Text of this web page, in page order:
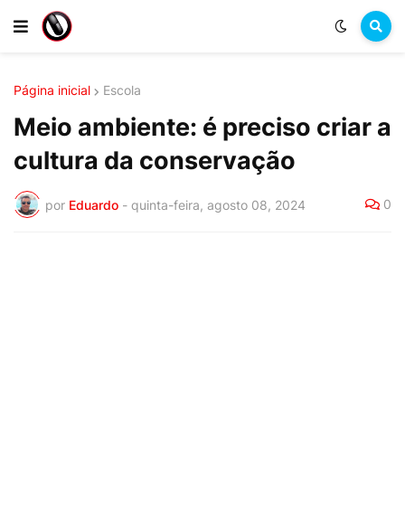
Página inicial Escola
Meio ambiente: é preciso criar a
cultura da conservação
por Eduardo - quinta-feira, agosto 08, 2024 0